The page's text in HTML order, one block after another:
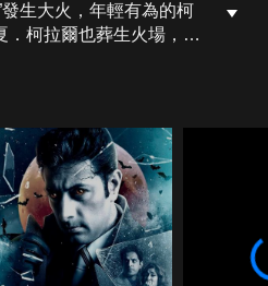
生大火，年輕有為的柯
．柯拉爾也葬生火場，整
案發當晚的所有記憶。
火災起火點的關鍵監視器
也開始一點一滴浮現。她
竟有許多年輕女子裸露及
裡還有好幾本全新的護
，原來沙夏和這裡的合
她驚覺她深愛的那個男
意外嗎？沙夏真的死了